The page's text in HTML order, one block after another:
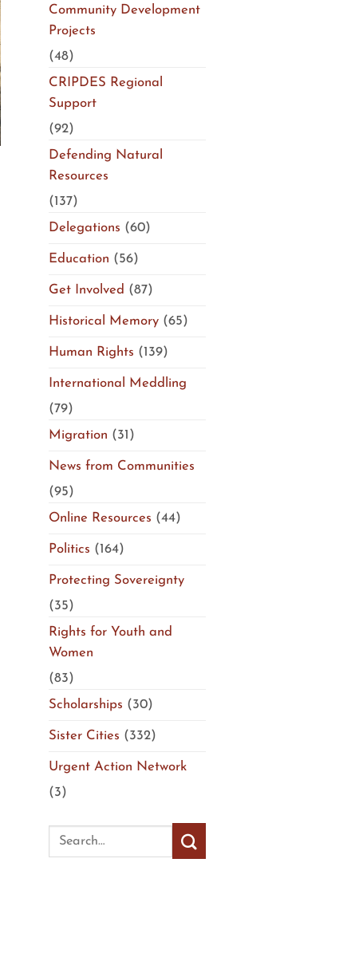
Community Development
Projects
(48)
CRIPDES Regional
Support
(92)
Defending Natural
Resources
(137)
Delegations (60)
Education (56)
Get Involved (87)
Historical Memory(65)
Human Rights (139)
International Meddling
(79)
Migration (31)
News from Communities
(95)
Online Resources (44)
Politics (164)
Protecting Sovereignty
(35)
Rights for Youth and
Women
(83)
Scholarships (30)
Sister Cities (332)
Urgent Action Network
(3)